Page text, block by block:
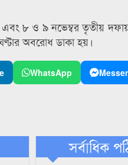
৮ ও ৯ নভেম্বর তৃতীয়
অবরোধ ডাকা হয়।
WhatsApp
সর্বাধিক